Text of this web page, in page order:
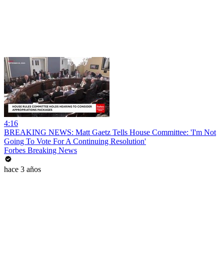
4:16
BREAKING NEWS: Matt Gaetz Tells House Committee: 'I'm Not
Going To Vote For A Continuing Resolution'
Forbes Breaking News
hace 3 años